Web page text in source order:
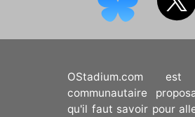
OStadium.com
communautaire
qu'il faut savoir pour